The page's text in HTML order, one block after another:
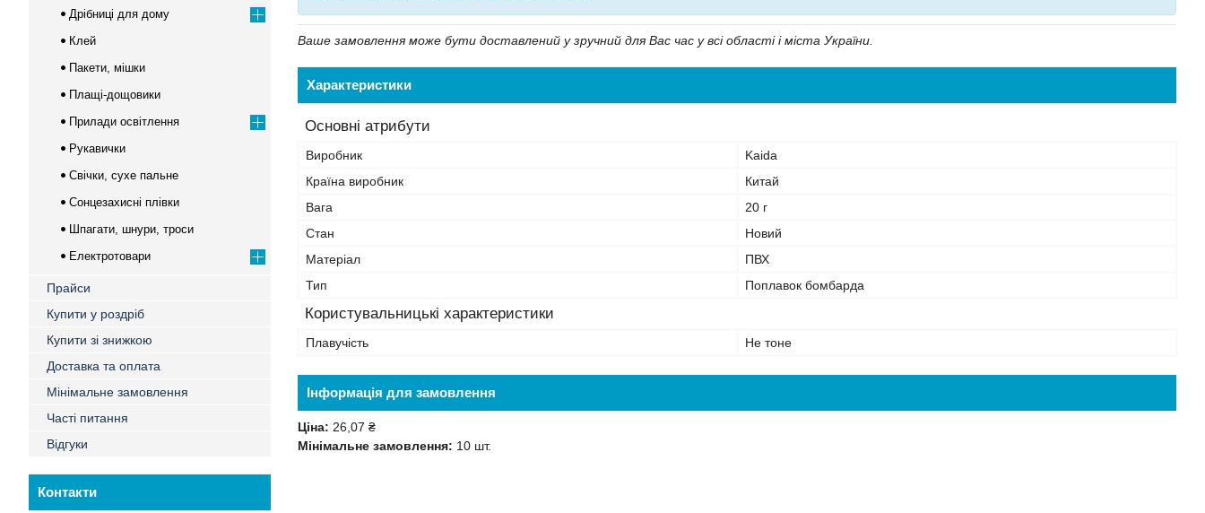
Ваше замовлення може бути доставлений у зручний для Вас час у всі області і міста України.
Характеристики
Основні атрибути
Виробник
Kaida
Країна виробник
Китай
Вага
20 г
Стан
Новий
Матеріал
ПВХ
Тип
Поплавок бомбарда
Користувальницькі характеристики
Плавучість Не тоне
Інформація для замовлення
Ціна: 26,07 ₴
Мінімальне замовлення: 10 шт.
Дрібниці для дому
Клей
Пакети, мішки
Плащі-дощовики
Прилади освітлення
Рукавички
Свічки, сухе пальне
Сонцезахисні плівки
Шпагати, шнури, троси
Електротовари
Прайси
Купити у роздріб
Купити зі знижкою
Доставка та оплата
Мінімальне замовлення
Часті питання
Відгуки
Контакти